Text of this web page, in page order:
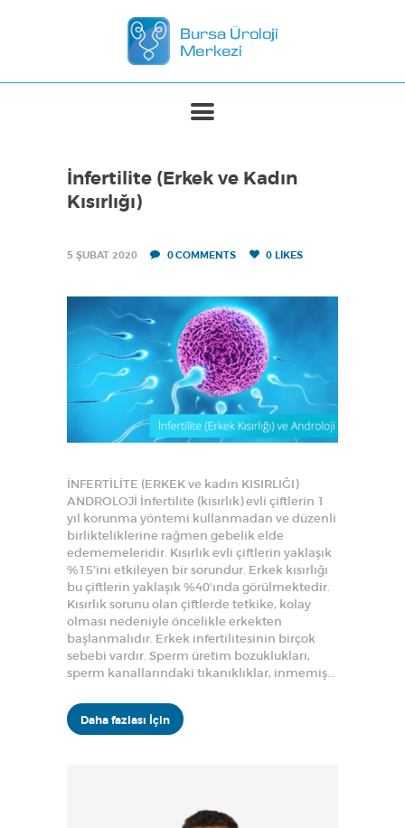
ANASAYFA
BASINDA BIZ
İnfertilite (Erkek ve Kadın
Kısırlığı)
5 ŞUBAT 2020 0COMMENTS 0 LIKES
İNFERTİLİTE (ERKEK ve kadın KISIRLIĞI)
ANDROLOJİ İnfertilite (kısırlık) evli çiftlerin 1
yıl korunma yöntemi kullanmadan ve düzenli
birlikteliklerine rağmen gebelik elde
edememeleridir. Kısırlık evli çiftlerin yaklaşık
%15’ini etkileyen bir sorundur. Erkek kısırlığı
bu çiftlerin yaklaşık %40’ında görülmektedir.
Kısırlık sorunu olan çiftlerde tetkike, kolay
olması nedeniyle öncelikle erkekten
başlanmalıdır. Erkek infertilitesinin birçok
sebebi vardır. Sperm üretim bozuklukları,
sperm kanallarındaki tıkanıklıklar, inmemiş…
Daha fazlası İçin